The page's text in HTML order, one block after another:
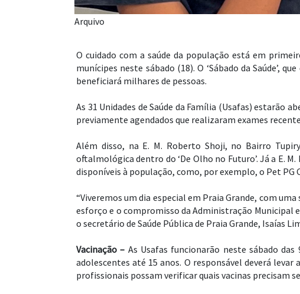
Arquivo
O cuidado com a saúde da população está em
munícipes neste sábado (18). O ‘Sábado da Saúde’,
beneficiará milhares de pessoas.
As 31 Unidades de Saúde da Família (Usafas) estarão
previamente agendados que realizaram exames
Além disso, na E. M. Roberto Shoji, no Bairro
oftalmológica dentro do ‘De Olho no Futuro’. Já a E.
disponíveis à população, como, por exemplo, o Pet
“Viveremos um dia especial em Praia Grande, com
esforço e o compromisso da Administração Municipal
o secretário de Saúde Pública de Praia Grande, Isaías
Vacinação – As Usafas funcionarão neste sábado
adolescentes até 15 anos. O responsável deverá
profissionais possam verificar quais vacinas precisam